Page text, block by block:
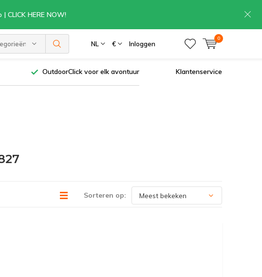
NL € Inloggen
0
CLICK HERE NOW!
OutdoorClick voor elk avontuur Klantenservice
Sorteren op: